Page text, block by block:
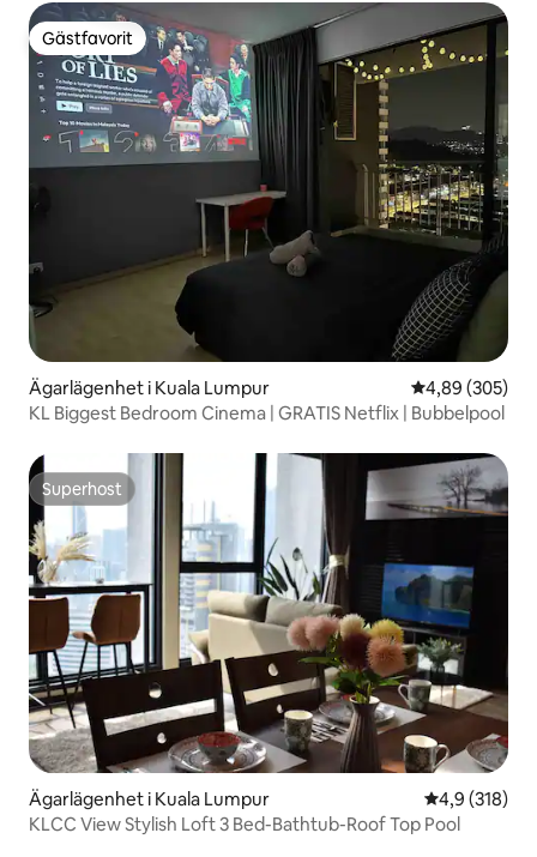
Gästfavorit
Gästfavorit
Ägarlägenhet i Kuala Lumpur 4,89 av 5 i
4,89 (305)
KL Biggest Bedroom Cinema | GRATIS Netflix | Bubbelpool
Superhost
Superhost
Ägarlägenhet i Kuala Lumpur 4,9 av 5 i
4,9 (318)
KLCC View Stylish Loft 3 Bed-Bathtub-Roof Top Pool